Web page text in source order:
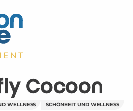
Cocoon
WELLNESS SCHÖNHEIT UND WELLNESS